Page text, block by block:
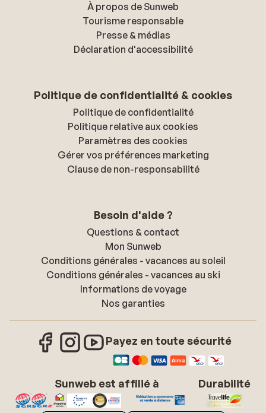
À propos de Sunweb
Tourisme responsable
Presse & médias
Déclaration d'accessibilité
Politique de confidentialité & cookies
Politique de confidentialité
Politique relative aux cookies
Paramètres des cookies
Gérer vos préférences marketing
Clause de non-responsabilité
Besoin d'aide ?
Questions & contact
Mon Sunweb
Conditions générales - vacances au soleil
Conditions générales - vacances au ski
Informations de voyage
Nos garanties
Payez en toute sécurité
Sunweb est affilié à Durabilité